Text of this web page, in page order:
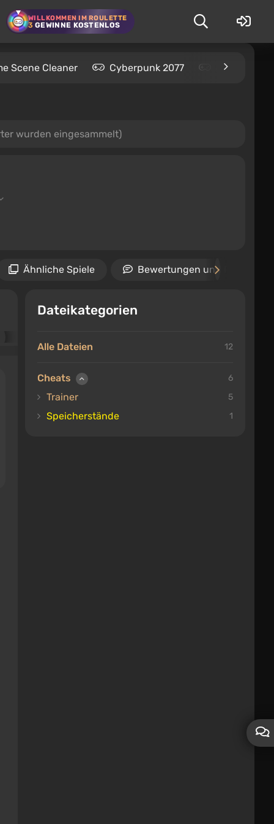
WILLKOMMEN IM ROULETTE
3 GEWINNE KOSTENLOS
Scene Cleaner Cyberpunk 2077 Kingdom
wurden eingesammelt)
Ähnliche Spiele Bewertungen und
Dateikategorien
Alle Dateien 12
Cheats 6
Trainer 5
Speicherstände 1